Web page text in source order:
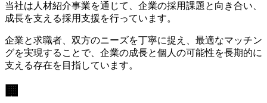
当社は人材紹介事業を通じて、企業の採用課題と向き合い、
成長を支える採用支援を行っています。
企業と求職者、双方のニーズを丁寧に捉え、最適なマッチン
グを実現することで、企業の成長と個人の可能性を長期的に
支える存在を目指しています。
🏢